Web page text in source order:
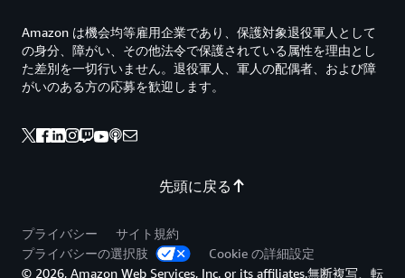
先頭に戻る
Amazon は機会均等雇用企業であり、保護対象退役軍人として
の身分、障がい、その他法令で保護されている属性を理由とし
た差別を一切行いません。退役軍人、軍人の配偶者、および障
がいのある方の応募を歓迎します。
プライバシー
サイト規約
プライバシーの選択肢
Cookie の詳細設定
© 2026, Amazon Web Services, Inc. or its affiliates.無断複写、転